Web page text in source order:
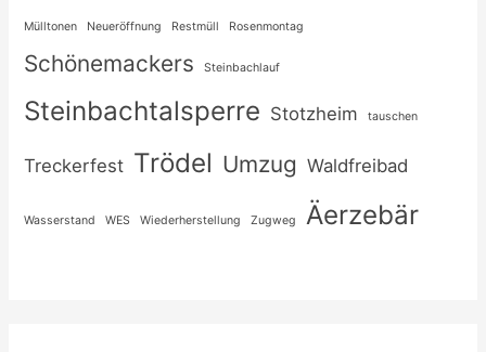
Mülltonen Neueröffnung Restmüll Rosenmontag
Schönemackers Steinbachlauf
Steinbachtalsperre Stotzheim tauschen
Treckerfest Trödel Umzug Waldfreibad
Wasserstand WES Wiederherstellung Zugweg Äerzebär